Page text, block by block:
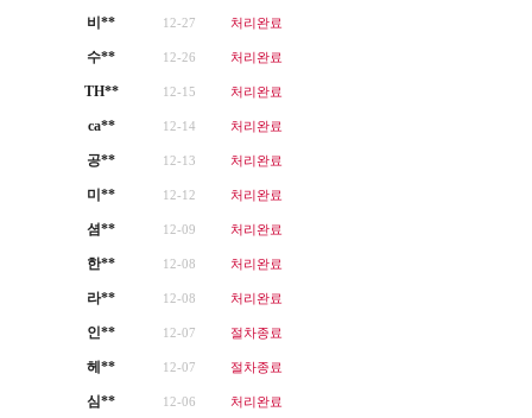
비** 12-27 처리완료
수** 12-26 처리완료
TH** 12-15 처리완료
ca** 12-14 처리완료
공** 12-13 처리완료
미** 12-12 처리완료
셤** 12-09 처리완료
한** 12-08 처리완료
라** 12-08 처리완료
인** 12-07 절차종료
헤** 12-07 절차종료
심** 12-06 처리완료